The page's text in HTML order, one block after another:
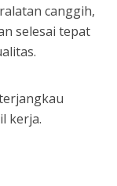
canggih,
selesai tepat
kerja.